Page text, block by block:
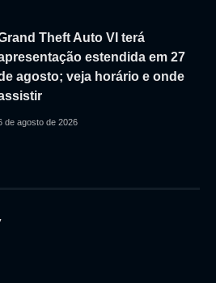
Theft Auto VI terá
estendida em 27
agosto; veja horário e onde
de agosto de 2026